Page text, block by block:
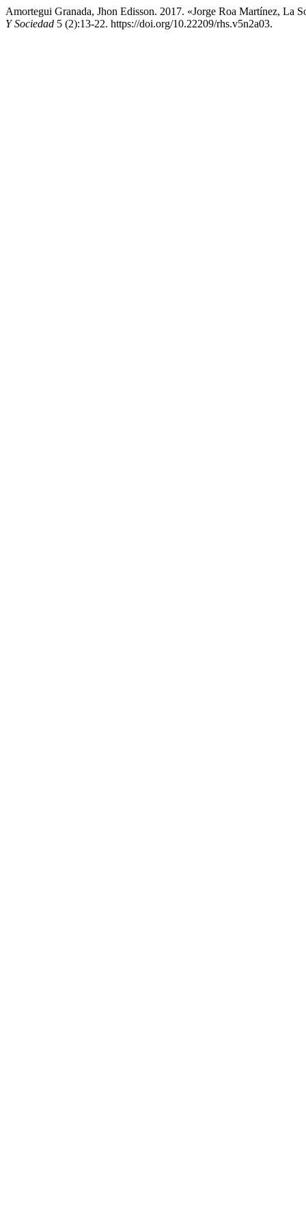
Amortegui Granada, Jhon Edisson. 2017. «Jorge Roa Martínez, La
Y Sociedad 5 (2):13-22. https://doi.org/10.22209/rhs.v5n2a03.